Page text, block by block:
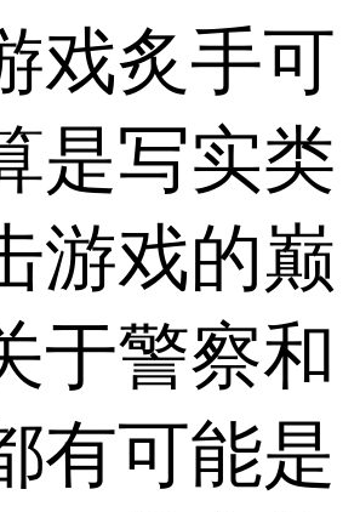
戏炙手可
是写实类
游戏的巅
于警察和
有可能是